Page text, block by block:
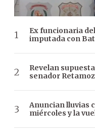
Ex funcionaria
imputada con
Revelan
senador
Anuncian lluvias
miércoles y la